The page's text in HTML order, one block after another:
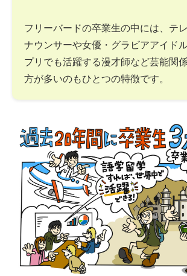
フリーバードの卒業生の中には、テ
ナウンサーや女優・グラビアアイド
プリでも活躍する漫才師など芸能関
方が多いのもひとつの特徴です。